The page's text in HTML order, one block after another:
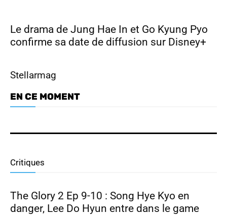
Le drama de Jung Hae In et Go Kyung Pyo
confirme sa date de diffusion sur Disney+
Stellarmag
EN CE MOMENT
Critiques
The Glory 2 Ep 9-10 : Song Hye Kyo en
danger, Lee Do Hyun entre dans le game